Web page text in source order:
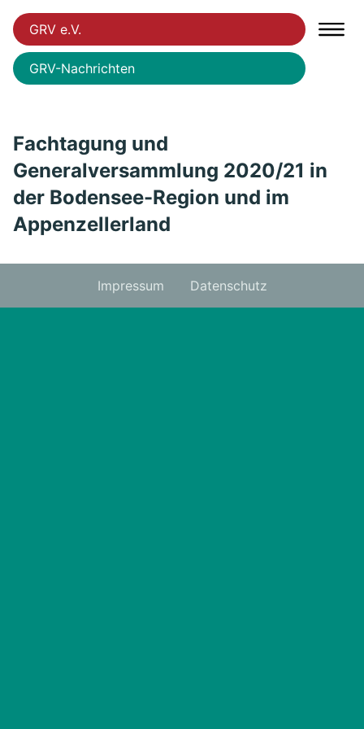
GRV e.V.
GRV-Nachrichten
Fachtagung und
Generalversammlung 2020/21 in
der Bodensee-Region und im
Appenzellerland
Impressum Datenschutz